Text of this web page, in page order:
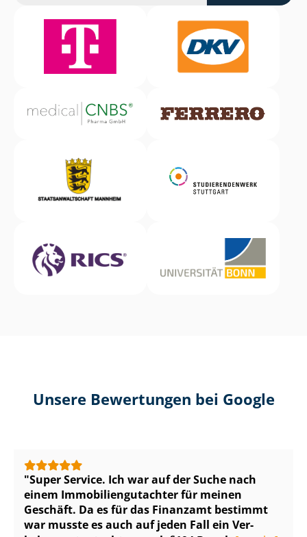
Unsere Bewertungen bei Google
Super Service. Ich war auf der Suche nach
einem Im­mo­bi­li­en­gut­ach­ter für meinen
Geschäft. Da es für das Finanzamt bestimmt
war musste es auch auf jeden Fall ein Ver­